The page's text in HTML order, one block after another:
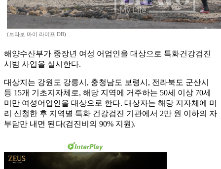
(브라보 마이 라이프 DB)
해양수산부가 중장년 여성 어업인을 대상으로 특화건강검진
시범 사업을 실시한다.
대상지는 강원도 강릉시, 충청남도 보령시, 전라북도 군산시
등 15개 기초지자체로, 해당 지역에 거주하는 50세 이상 70세
미만 여성어업인을 대상으로 한다. 대상자는 해당 지자체에 미
리 신청한 후 지역별 특화 건강검진 기관에서 2만 원 이하의 자
부담만 내면 된다(검진비의 90% 지원).